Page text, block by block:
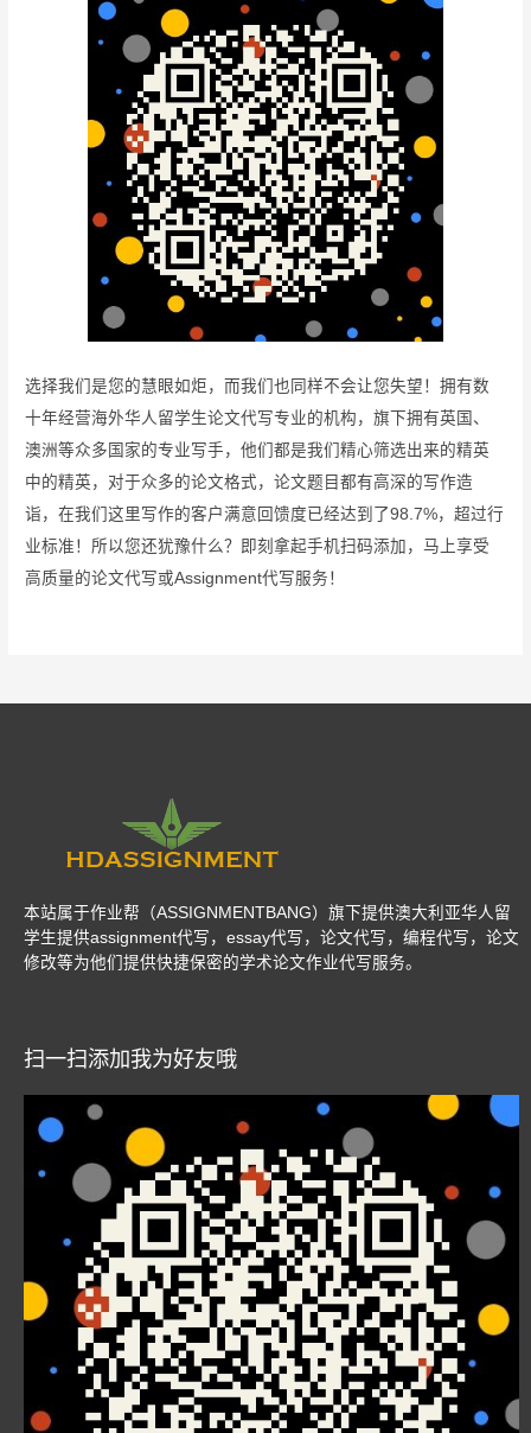
选择我们是您的慧眼如炬，而我们也同样不会让您失望！拥有数
十年经营海外华人留学生论文代写专业的机构，旗下拥有英国、
澳洲等众多国家的专业写手，他们都是我们精心筛选出来的精英
中的精英，对于众多的论文格式，论文题目都有高深的写作造
诣，在我们这里写作的客户满意回馈度已经达到了98.7%，超过行
业标准！所以您还犹豫什么？即刻拿起手机扫码添加，马上享受
高质量的论文代写或Assignment代写服务！
本站属于作业帮（ASSIGNMENTBANG）旗下提供澳大利亚华人留
学生提供assignment代写，essay代写，论文代写，编程代写，论文
修改等为他们提供快捷保密的学术论文作业代写服务。
扫一扫添加我为好友哦